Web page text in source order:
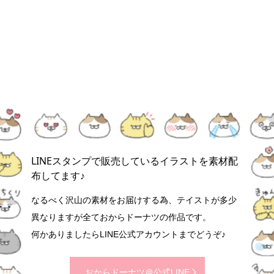
LINEスタンプで販売しているイラストを素材配
布してます♪
なるべく沢山の素材をお届けする為、テイストが多少
異なりますが全ておからドーナツの作品です。
何かありましたらLINE公式アカウントまでどうぞ♪